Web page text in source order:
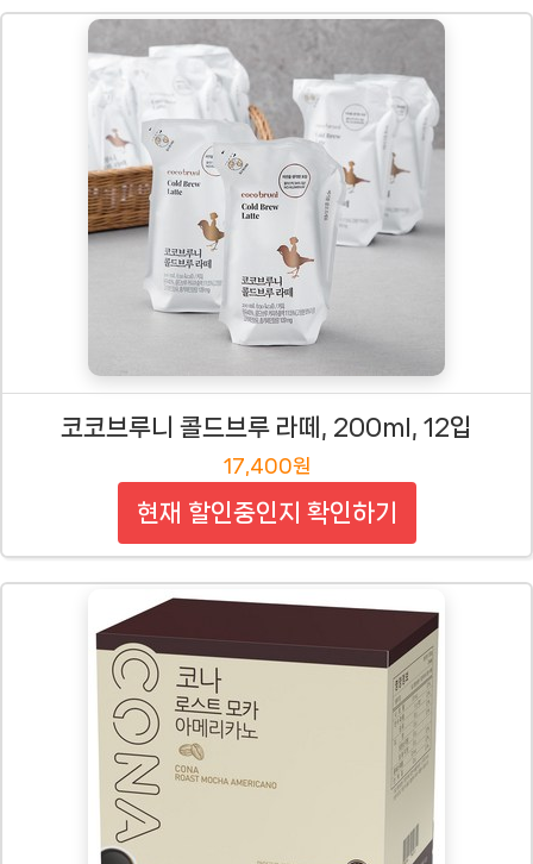
코코브루니 콜드브루 라떼, 200ml, 12입
17,400원
현재 할인중인지 확인하기